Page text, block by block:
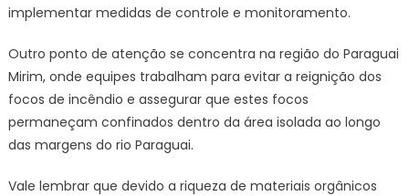
implementar medidas de controle e monitoramento.
Outro ponto de atenção se concentra na região do Paraguai
Mirim, onde equipes trabalham para evitar a reignição dos
focos de incêndio e assegurar que estes focos
permaneçam confinados dentro da área isolada ao longo
das margens do rio Paraguai.
Vale lembrar que devido a riqueza de materiais orgânicos